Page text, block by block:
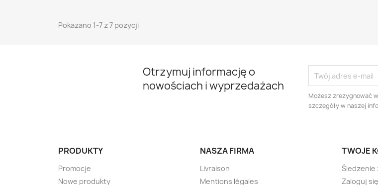
Pokazano 1-7 z 7 pozycji
Otrzymuj informację o
nowościach i wyprzedażach
Możesz zrezygnować
szczegóły w naszej
PRODUKTY
Promocje
Nowe produkty
NASZA FIRMA
Livraison
Mentions légales
TWOJE
Śledzenie
Zaloguj się